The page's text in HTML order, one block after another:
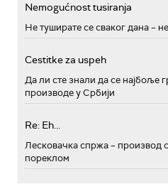
Nemogućnost tusiranja
Не туширате се сваког дана –
Cestitke za uspeh
Да ли сте знали да се најбоље
производе у Србији
Re: Eh...
Лесковачка спржа – производ
пореклом